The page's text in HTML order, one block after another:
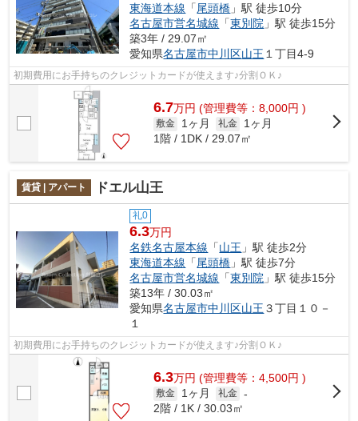
東海道本線 「尾頭橋 」駅 徒歩10分
名古屋市営名城線 「東別院 」駅 徒歩15分
築3年 / 29.07㎡
愛知県名古屋市中川区山王 １丁目4-9
初期費用にお手持ちのクレジットカードが使えます♪分割ＯＫ♪
6.7万円 (管理費等：8,000円 )
敷金 1ヶ月 礼金
1ヶ月
1階 / 1DK / 29.07㎡
賃貸 | アパート ドエル山王
礼0
6.3万円
名鉄名古屋本線 「山王 」駅 徒歩2分
東海道本線 「尾頭橋 」駅 徒歩7分
名古屋市営名城線 「東別院 」駅 徒歩15分
築13年 / 30.03㎡
愛知県名古屋市中川区山王 ３丁目１０－
１
初期費用にお手持ちのクレジットカードが使えます♪分割ＯＫ♪
6.3万円 (管理費等：4,500円 )
敷金 1ヶ月 礼金 -
2階 / 1K / 30.03㎡